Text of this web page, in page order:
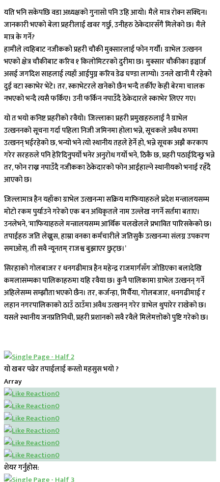
यति भनि सकेपछि वडा अध्यक्षको गुनासो पनि उहि आयो। मैले मात्र रोक्न सक्दिन।
जानकारी भएको बेला प्रहरीलाई खवर गर्छु, उनीहरु ठेकेदारसँगै मिलेको छ। मैले
मात्र के गर्ने?
हामीले त्यहिबाट नजीकको प्रहरी चौकी मुक्सारलाई फोन गर्यौं। ग्राभेल उत्खनन
भएको क्षेत्र चौकीबाट करिव १ किलोमिटरको दुरीमा छ। मुक्सार चौकीका इञ्चार्ज
असई जगदिश साहलाई त्यहाँ आईपुग्न करिव डेढ घण्डा लाग्यो। उनले खानी मै रहेको
दुई वटा स्काभेर भेटे। तर, स्काभेटरले खनेको छैन भन्दै तर्कीए केही बेरमा चालक
नभएको भन्दै त्यसै फर्किए। उनी फर्किन नपाउँदै ठेकेदारले स्काभेर लिएर गए।
यो त भयो कनिष्ट प्रहरीको रवैयो। जिल्लाका प्रहरी प्रमुखहरुलाई नै ग्राभेल
उत्खननको सूचना गर्दा पहिला निजी जमिनमा होला भन्ने, सूचकले अवैध रुपमा
उत्खनन् भईरहेको छ, भन्यो भने त्यो स्थानीय तहले हेर्ने हो, भन्ने सूचक अझै करकाप
गरेर सरहरुले पनि हेरिदिनुपर्यो भनेर अनुरोध गर्यो भने, ठिकै छ, प्रहरी पठाईदिन्छु भन्ने
तर, फोन राख्न नपाउँदै नजीकका ठेकेदारको फोन आईहाल्ने स्थानीयको भनाई रहँदै
आएको छ।
जिल्लामात्र हैन यहाँका ग्राभेल उत्खनन्मा सक्रिय माफियाहरुले प्रदेश मन्त्रालयसम्म
मोटो रकम पुर्याउने गरेको एक बन अधिकृतले नाम उल्लेख नगर्ने सर्तमा बताए।
उनलेभने, ‘माफियाहरुले मन्त्रालयसम्म आर्थिक चलखेलले प्रभावित पारिसकेको छ।
तपाईहरु जति लेख्नुस, हाम्रा वनका कर्मचारीले जतिसुकै उत्खनन्मा संलग्न उपकरण
समाओस्, ती सवै न्यूनतम् राजश्व बुझाएर छुट्छ।’
सिरहाको गोलबाजर र धनगढीमात्र हैन महेन्द्र राजमार्गसँग जोडिएका बलादेखि
कमलासम्मका पालिकाहरुमा यहि रवैया छ। कुनै पालिकामा ग्राभेल उत्खनन् गर्ने
अहिलेसम्म सम्झौता भएको छैन। तर, कर्जन्हा, मिर्चैैया, गोलबजार, धनगढीमाई र
लहान नगरपालिकाको ठाउँ ठाउँमा अवैध उत्खनन् गरेर ग्राभेल थुपारेर राखेको छ।
यसले स्थानीय जनप्रतिनिधी, प्रहरी प्रशानको सवै रवैले मिलेमत्तोको पुष्टि गरेको छ।
यो खबर पढेर तपाईलाई कस्तो महसुस भयो ?
Array
0
0
0
0
0
0
शेयर गर्नुहोस: